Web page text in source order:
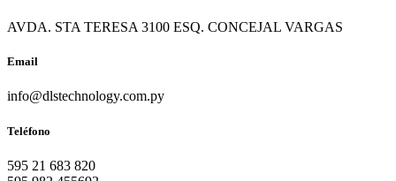
AVDA. STA TERESA 3100 ESQ. CONCEJAL VARGAS
Email
info@dlstechnology.com.py
Teléfono
595 21 683 820